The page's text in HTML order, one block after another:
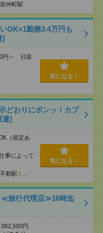
仲町駅
OK×1勤務3.4万円も
]
円～ 日収
気になる！
どおりにポンッ！カプ
遣]
（規定あ
事によって
動駅 / …
気になる！
≪旅行代理店≫16時迄
円